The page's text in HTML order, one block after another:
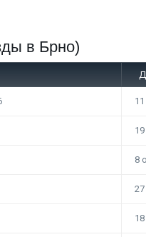
в Брно)
8